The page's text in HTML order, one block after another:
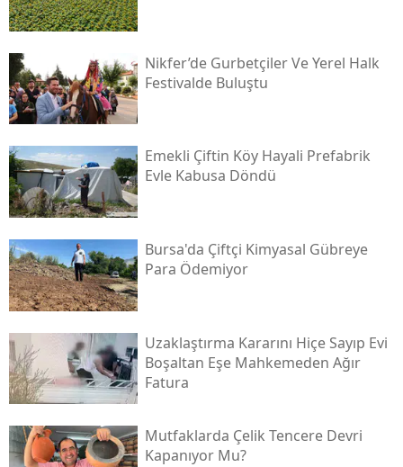
Nikfer’de Gurbetçiler Ve Yerel Halk
Festivalde Buluştu
Emekli Çiftin Köy Hayali Prefabrik
Evle Kabusa Döndü
Bursa'da Çiftçi Kimyasal Gübreye
Para Ödemiyor
Uzaklaştırma Kararını Hiçe Sayıp Evi
Boşaltan Eşe Mahkemeden Ağır
Fatura
Mutfaklarda Çelik Tencere Devri
Kapanıyor Mu?